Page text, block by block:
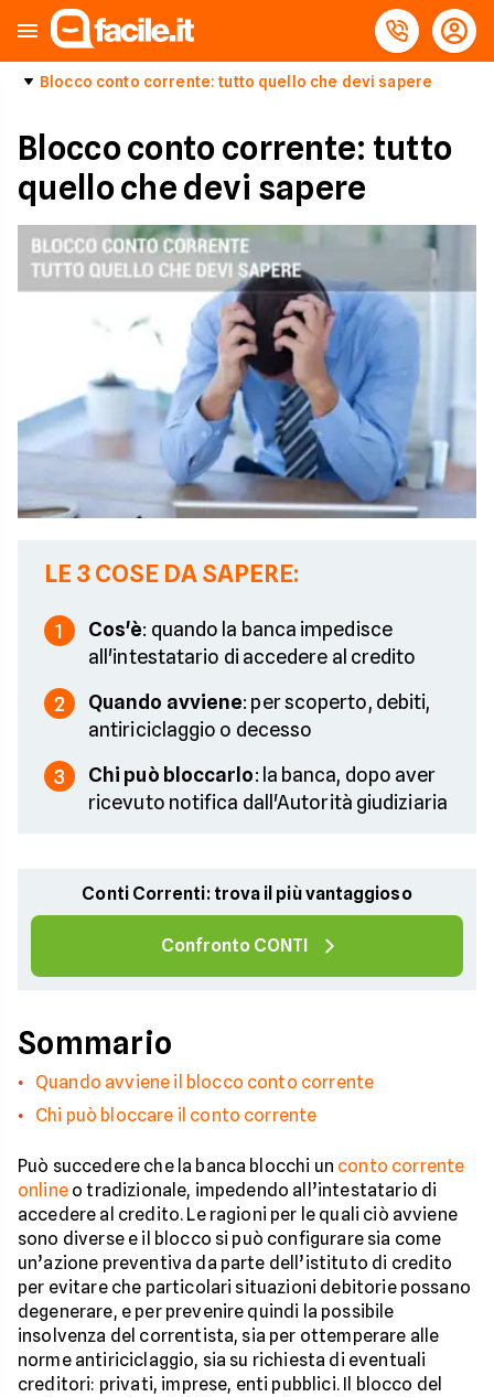
Blocco conto corrente: tutto quello che devi sapere
Blocco conto corrente: tutto
quello che devi sapere
LE 3 COSE DA SAPERE:
1 Cos'è: quando la banca impedisce
all'intestatario di accedere al credito
2 Quando avviene: per scoperto, debiti,
antiriciclaggio o decesso
3 Chi può bloccarlo: la banca, dopo aver
ricevuto notifica dall'Autorità giudiziaria
Conti Correnti: trova il più vantaggioso
Confronto CONTI
Sommario
Quando avviene il blocco conto corrente
Chi può bloccare il conto corrente
Può succedere che la banca blocchi un conto corrente
onlineo tradizionale, impedendo all’intestatario di
accedere al credito. Le ragioni per le quali ciò avviene
sono diverse e il blocco si può configurare sia come
un’azione preventiva da parte dell’istituto di credito
per evitare che particolari situazioni debitorie possano
degenerare, e per prevenire quindi la possibile
insolvenza del correntista, sia per ottemperare alle
norme antiriciclaggio, sia su richiesta di eventuali
creditori: privati, imprese, enti pubblici. Il blocco del